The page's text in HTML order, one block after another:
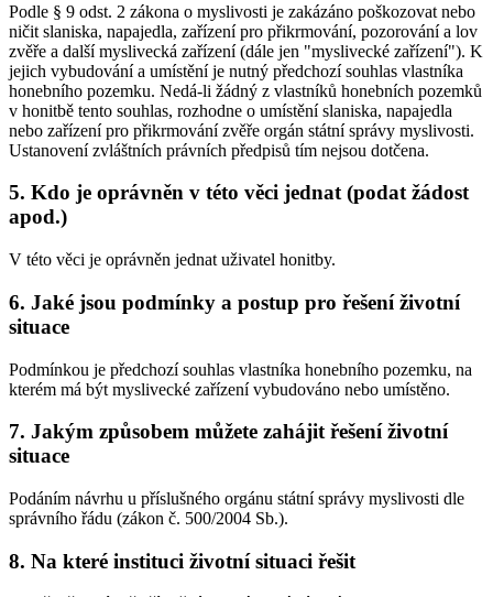
Podle § 9 odst. 2 zákona o myslivosti je zakázáno poškozovat nebo
ničit slaniska, napajedla, zařízení pro přikrmování, pozorování a lov
zvěře a další myslivecká zařízení (dále jen "myslivecké zařízení"). K
jejich vybudování a umístění je nutný předchozí souhlas vlastníka
honebního pozemku. Nedá-li žádný z vlastníků honebních pozemků
v honitbě tento souhlas, rozhodne o umístění slaniska, napajedla
nebo zařízení pro přikrmování zvěře orgán státní správy myslivosti.
Ustanovení zvláštních právních předpisů tím nejsou dotčena.
5. Kdo je oprávněn v této věci jednat (podat žádost
apod.)
V této věci je oprávněn jednat uživatel honitby.
6. Jaké jsou podmínky a postup pro řešení životní
situace
Podmínkou je předchozí souhlas vlastníka honebního pozemku, na
kterém má být myslivecké zařízení vybudováno nebo umístěno.
7. Jakým způsobem můžete zahájit řešení životní
situace
Podáním návrhu u příslušného orgánu státní správy myslivosti dle
správního řádu (zákon č. 500/2004 Sb.).
8. Na které instituci životní situaci řešit